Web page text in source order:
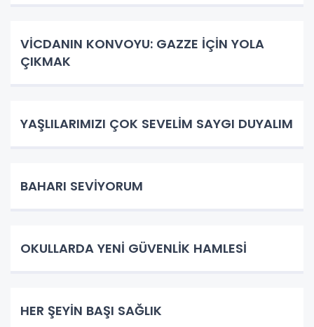
VİCDANIN KONVOYU: GAZZE İÇİN YOLA
ÇIKMAK
YAŞLILARIMIZI ÇOK SEVELİM SAYGI DUYALIM
BAHARI SEVİYORUM
OKULLARDA YENİ GÜVENLİK HAMLESİ
HER ŞEYİN BAŞI SAĞLIK